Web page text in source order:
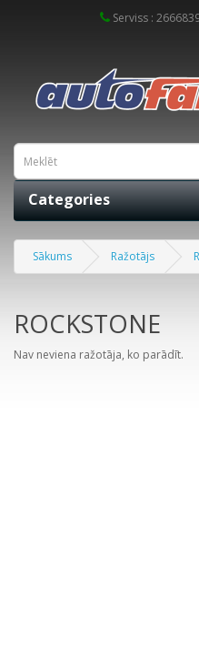
Serviss :
Categories
Sākums Ražotājs
ROCKSTONE
Nav neviena ražotāja, ko parādīt.